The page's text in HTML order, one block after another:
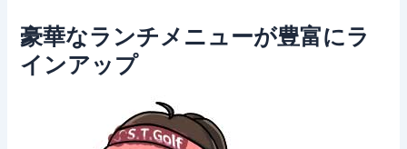
豪華なランチメニューが豊富にラ
インアップ